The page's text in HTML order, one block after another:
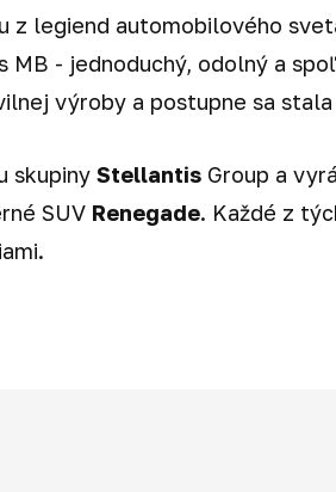
z legiend automobilového
MB - jednoduchý, odolný a
výroby a postupne sa
skupiny Stellantis Group a
SUV Renegade. Každé z